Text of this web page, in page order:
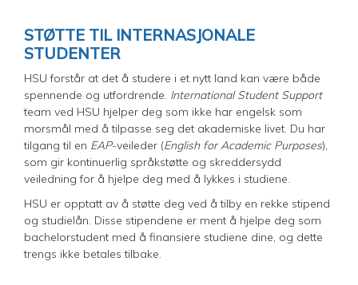
STØTTE TIL INTERNASJONALE
STUDENTER
HSU forstår at det å studere i et nytt land kan være både
spennende og utfordrende. International Student Support
team ved HSU hjelper deg som ikke har engelsk som
morsmål med å tilpasse seg det akademiske livet. Du har
tilgang til en EAP-veileder (English for Academic Purposes),
som gir kontinuerlig språkstøtte og skreddersydd
veiledning for å hjelpe deg med å lykkes i studiene.
HSU er opptatt av å støtte deg ved å tilby en rekke stipend
og studielån. Disse stipendene er ment å hjelpe deg som
bachelorstudent med å finansiere studiene dine, og dette
trengs ikke betales tilbake.